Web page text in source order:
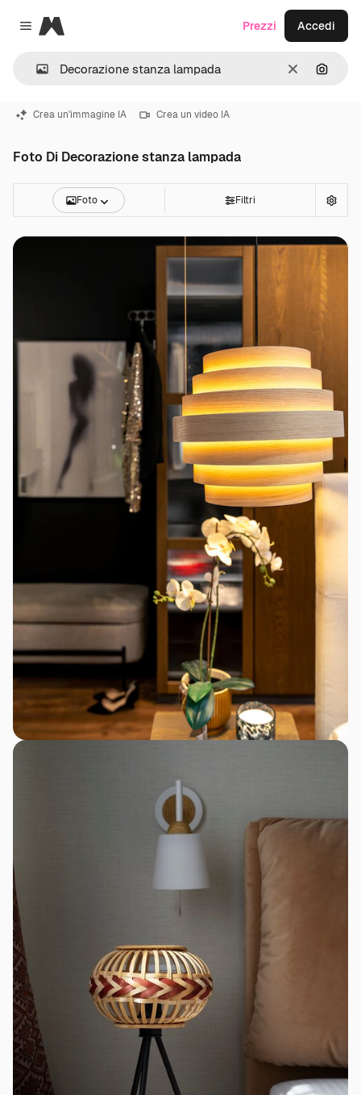
Close menu
Magnific
CancellaCerca
Prezzi Accedi
Crea un'immagine IA Crea un video IA
Foto Di Decorazione stanza lampada
Foto Filtri